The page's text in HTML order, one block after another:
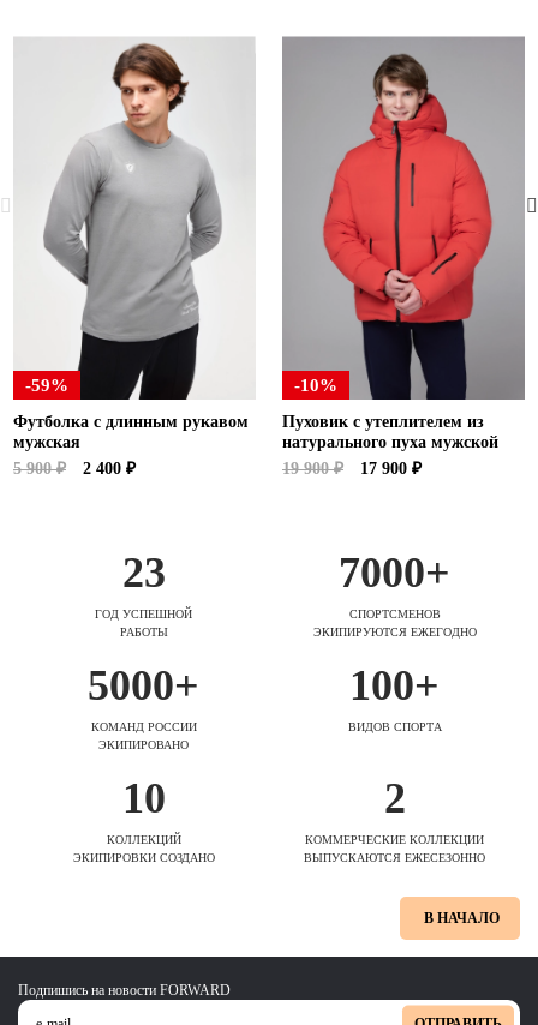
-59%
Футболка с длинным рукавом
мужская
5 900 ₽
2 400 ₽
-10%
Пуховик с утеплителем из
натурального пуха мужской
19 900 ₽
17 900 ₽
23
ГОД УСПЕШНОЙ
РАБОТЫ
7000+
СПОРТСМЕНОВ
ЭКИПИРУЮТСЯ ЕЖЕГОДНО
5000+
КОМАНД РОССИИ
ЭКИПИРОВАНО
100+
ВИДОВ СПОРТА
10
КОЛЛЕКЦИЙ
ЭКИПИРОВКИ СОЗДАНО
2
КОММЕРЧЕСКИЕ КОЛЛЕКЦИИ
ВЫПУСКАЮТСЯ ЕЖЕСЕЗОННО
В НАЧАЛО
Подпишись на новости FORWARD